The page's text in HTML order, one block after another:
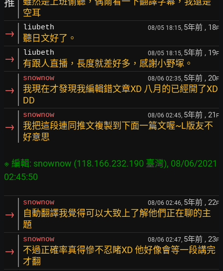
空耳
→ liubeth 08/05 18:15, 5年前 , 18F
聽日文好了。
→ liubeth 08/05 18:15, 5年前 , 19F
有跟人直播，長度就差好多，感謝小野塚。
→
snownow 08/06 02:35, 5年前 , 20F
我現在才發現我編輯錯文章XD 八月的已經開了XD
DD
→
snownow 08/06 02:45, 5年前 , 21 F
我把這段連同推文複製到下面一篇文喔~L版友不
好意思
※ 編輯: snownow (118.166.232.190 臺灣), 08/06/2021
→
snownow 08/06 02:46, 5年前 , 22F
自動翻譯我覺得可以大致上了解他們正在聊的主
題
→
snownow 08/06 02:47, 5年前 , 23F
不過正確率真得慘不忍睹XD 他好像會等一段講完
才翻